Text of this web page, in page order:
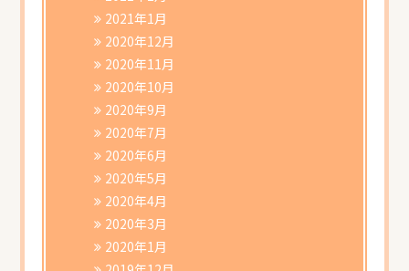
2021年1月
2020年12月
2020年11月
2020年10月
2020年9月
2020年7月
2020年6月
2020年5月
2020年4月
2020年3月
2020年1月